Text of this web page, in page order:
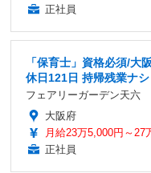
正社員
「保育士」資格必須/大
休日121日 持帰残業ナシ
フェアリーガーデン天六
大阪府
月給23万5,000円～27
正社員